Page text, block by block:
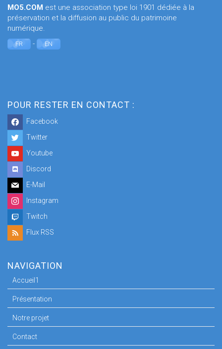
MO5.COM est une association type loi 1901 dédiée à la
préservation et la diffusion au public du patrimoine
numérique.
FR - EN
POUR RESTER EN CONTACT :
Facebook
Twitter
Youtube
Discord
E-Mail
Instagram
Twitch
Flux RSS
NAVIGATION
Accueil1
Présentation
Notre projet
Contact